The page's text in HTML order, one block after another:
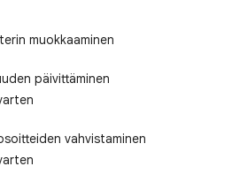
muokkaaminen
päivittäminen
vahvistaminen